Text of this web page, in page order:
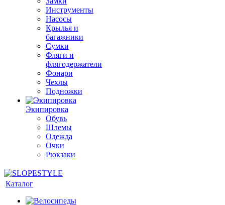
Инструменты
Насосы
Крылья и
багажники
Сумки
Фляги и
флягодержатели
Фонари
Чехлы
Подножки
Экипировка
Обувь
Шлемы
Одежда
Очки
Рюкзаки
Каталог